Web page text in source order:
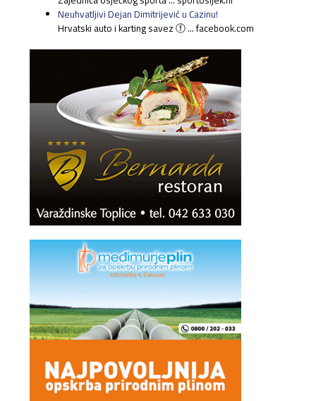
Neuhvatljivi Dejan Dimitrijević u Cazinu!
Hrvatski auto i karting savez ⓕ ... facebook.com